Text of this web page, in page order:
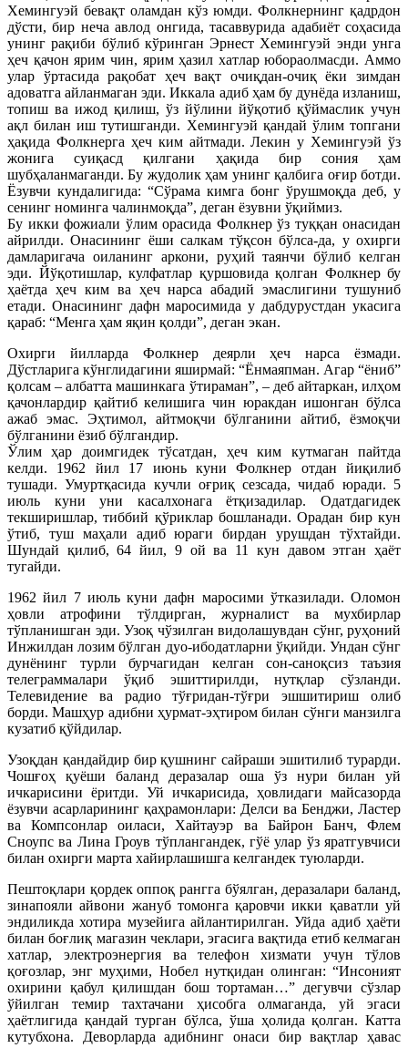
Хемингуэй бевақт оламдан кўз юмди. Фолкнернинг қадрдон
дўсти, бир неча авлод онгида, тасаввурида адабиёт соҳасида
унинг рақиби бўлиб кўринган Эрнест Хемингуэй энди унга
ҳеч қачон ярим чин, ярим ҳазил хатлар юбораолмасди. Аммо
улар ўртасида рақобат ҳеч вақт очиқдан-очиқ ёки зимдан
адоватга айланмаган эди. Иккала адиб ҳам бу дунёда изланиш,
топиш ва ижод қилиш, ўз йўлини йўқотиб қўймаслик учун
ақл билан иш тутишганди. Хемингуэй қандай ўлим топгани
ҳақида Фолкнерга ҳеч ким айтмади. Лекин у Хемингуэй ўз
жонига суиқасд қилгани ҳақида бир сония ҳам
шубҳаланмаганди. Бу жудолик ҳам унинг қалбига оғир ботди.
Ёзувчи кундалигида: “Сўрама кимга бонг ўрушмоқда деб, у
сенинг номинга чалинмоқда”, деган ёзувни ўқиймиз.
Бу икки фожиали ўлим орасида Фолкнер ўз туққан онасидан
айрилди. Онасининг ёши салкам тўқсон бўлса-да, у охирги
дамларигача оиланинг аркони, руҳий таянчи бўлиб келган
эди. Йўқотишлар, кулфатлар қуршовида қолган Фолкнер бу
ҳаётда ҳеч ким ва ҳеч нарса абадий эмаслигини тушуниб
етади. Онасининг дафн маросимида у дабдурустдан укасига
қараб: “Менга ҳам яқин қолди”, деган экан.
Охирги йилларда Фолкнер деярли ҳеч нарса ёзмади.
Дўстларига кўнглидагини яширмай: “Ёнмаяпман. Агар “ёниб”
қолсам – албатта машинкага ўтираман”, – деб айтаркан, илҳом
қачонлардир қайтиб келишига чин юракдан ишонган бўлса
ажаб эмас. Эҳтимол, айтмоқчи бўлганини айтиб, ёзмоқчи
бўлганини ёзиб бўлгандир.
Ўлим ҳар доимгидек тўсатдан, ҳеч ким кутмаган пайтда
келди. 1962 йил 17 июнь куни Фолкнер отдан йиқилиб
тушади. Умуртқасида кучли оғриқ сезсада, чидаб юради. 5
июль куни уни касалхонага ётқизадилар. Одатдагидек
текширишлар, тиббий қўриклар бошланади. Орадан бир кун
ўтиб, туш маҳали адиб юраги бирдан урушдан тўхтайди.
Шундай қилиб, 64 йил, 9 ой ва 11 кун давом этган ҳаёт
тугайди.
1962 йил 7 июль куни дафн маросими ўтказилади. Оломон
ҳовли атрофини тўлдирган, журналист ва мухбирлар
тўпланишган эди. Узоқ чўзилган видолашувдан сўнг, руҳоний
Инжилдан лозим бўлган дуо-ибодатларни ўқийди. Ундан сўнг
дунёнинг турли бурчагидан келган сон-саноқсиз таъзия
телеграммалари ўқиб эшиттирилди, нутқлар сўзланди.
Телевидение ва радио тўғридан-тўғри эшшитириш олиб
борди. Машҳур адибни ҳурмат-эҳтиром билан сўнги манзилга
кузатиб қўйдилар.
Узоқдан қандайдир бир қушнинг сайраши эшитилиб турарди.
Чошғоҳ қуёши баланд деразалар оша ўз нури билан уй
ичкарисини ёритди. Уй ичкарисида, ҳовлидаги майсазорда
ёзувчи асарларининг қаҳрамонлари: Делси ва Бенджи, Ластер
ва Компсонлар оиласи, Хайтауэр ва Байрон Банч, Флем
Сноупс ва Лина Гроув тўплангандек, гўё улар ўз яратгувчиси
билан охирги марта хайирлашишга келгандек туюларди.
Пештоқлари қордек оппоқ рангга бўялган, деразалари баланд,
зинапояли айвони жануб томонга қаровчи икки қаватли уй
эндиликда хотира музейига айлантирилган. Уйда адиб ҳаёти
билан боғлиқ магазин чеклари, эгасига вақтида етиб келмаган
хатлар, электроэнергия ва телефон хизмати учун тўлов
қоғозлар, энг муҳими, Нобел нутқидан олинган: “Инсоният
охирини қабул қилишдан бош тортаман…” дегувчи сўзлар
ўйилган темир тахтачани ҳисобга олмаганда, уй эгаси
ҳаётлигида қандай турган бўлса, ўша ҳолида қолган. Катта
кутубхона. Деворларда адибнинг онаси бир вақтлар ҳавас